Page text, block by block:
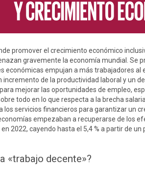
promover el crecimiento económico
gravemente la economía mundial. Se
económicas empujan a más trabajadores al
incremento de la productividad laboral y un
mejorar las oportunidades de empleo,
todo en lo que respecta a la brecha
los servicios financieros para garantizar un
empezaban a recuperarse de los
2022, cayendo hasta el 5,4 % a partir de
«trabajo decente»?